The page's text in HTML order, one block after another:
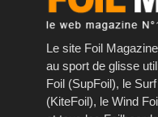
Le site Foil
au sport de glisse
Foil (SupFoil), le
(KiteFoil), le Wind